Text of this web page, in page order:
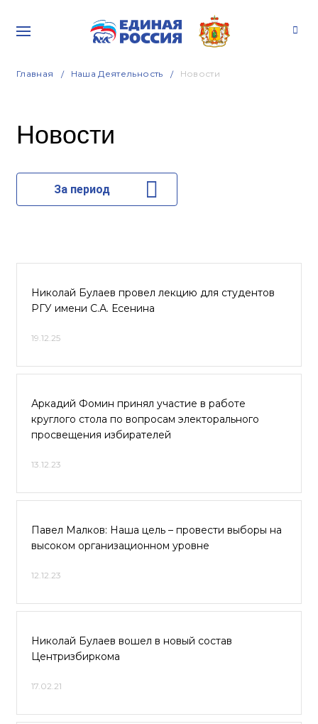
Главная Наша Деятельность Новости
Новости
За период
Николай Булаев провел лекцию для студентов
РГУ имени С.А. Есенина
19.12.25
Аркадий Фомин принял участие в работе
круглого стола по вопросам электорального
просвещения избирателей
13.12.23
Павел Малков: Наша цель – провести выборы на
высоком организационном уровне
12.12.23
Николай Булаев вошел в новый состав
Центризбиркома
17.02.21